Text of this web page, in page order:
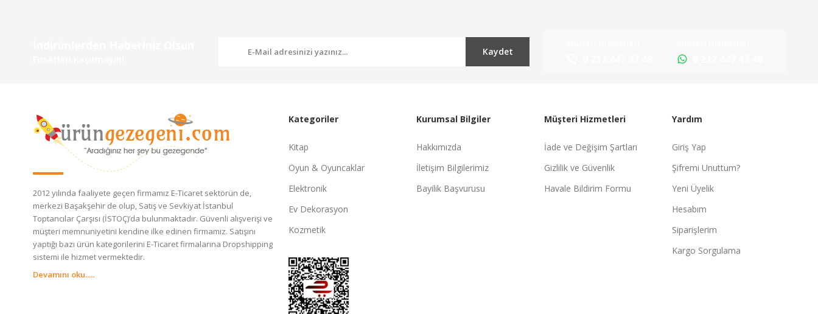
Kaydet
2012 yılında faaliyete geçen firmamız E-Ticaret sektörün de,
merkezi Başakşehir de olup, Satış ve Sevkiyat İstanbul
Toptancılar Çarşısı (İSTOÇ)’da bulunmaktadır. Güvenli alışverişi ve
müşteri memnuniyetini kendine ilke edinen firmamız. Satışını
yaptığı bazı ürün kategorilerini E-Ticaret firmalarına Dropshipping
sistemi ile hizmet vermektedir.
Devamını oku.....
Kategoriler
Kitap
Oyun & Oyuncaklar
Elektronik
Ev Dekorasyon
Kozmetik
Kurumsal Bilgiler
Hakkımızda
İletişim Bilgilerimiz
Bayilik Başvurusu
Müşteri Hizmetleri
İade ve Değişim Şartları
Gizlilik ve Güvenlik
Havale Bildirim Formu
Yardım
Giriş Yap
Şifremi Unuttum?
Yeni Üyelik
Hesabım
Siparişlerim
Kargo Sorgulama